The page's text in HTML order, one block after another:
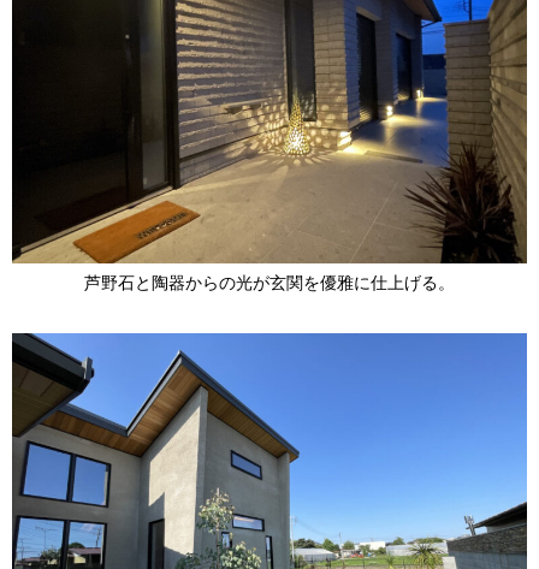
芦野石と陶器からの光が玄関を優雅に仕上げる。